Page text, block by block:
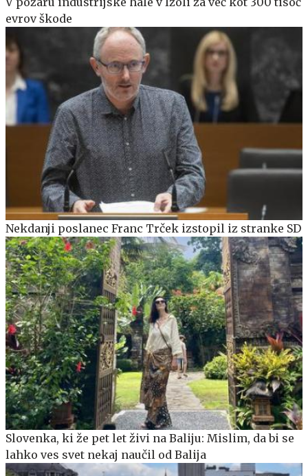
evrov škode
Nekdanji poslanec Franc Trček izstopil iz stranke SD
Slovenka, ki že pet let živi na Baliju: Mislim, da bi se
lahko ves svet nekaj naučil od Balija